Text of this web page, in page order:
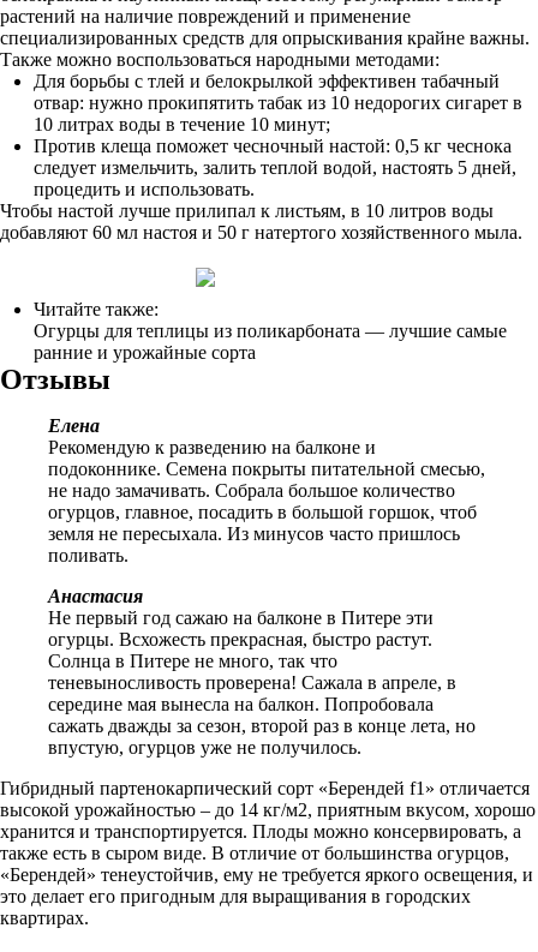
растений на наличие повреждений и применение
специализированных средств для опрыскивания крайне важны.
Также можно воспользоваться народными методами:
Для борьбы с тлей и белокрылкой эффективен табачный
отвар: нужно прокипятить табак из 10 недорогих сигарет в
10 литрах воды в течение 10 минут;
Против клеща поможет чесночный настой: 0,5 кг чеснока
следует измельчить, залить теплой водой, настоять 5 дней,
процедить и использовать.
Чтобы настой лучше прилипал к листьям, в 10 литров воды
добавляют 60 мл настоя и 50 г натертого хозяйственного мыла.
Читайте также:
Огурцы для теплицы из поликарбоната — лучшие самые
ранние и урожайные сорта
Отзывы
Елена
Рекомендую к разведению на балконе и
подоконнике. Семена покрыты питательной смесью,
не надо замачивать. Собрала большое количество
огурцов, главное, посадить в большой горшок, чтоб
земля не пересыхала. Из минусов часто пришлось
поливать.
Анастасия
Не первый год сажаю на балконе в Питере эти
огурцы. Всхожесть прекрасная, быстро растут.
Солнца в Питере не много, так что
теневыносливость проверена! Сажала в апреле, в
середине мая вынесла на балкон. Попробовала
сажать дважды за сезон, второй раз в конце лета, но
впустую, огурцов уже не получилось.
Гибридный партенокарпический сорт «Берендей f1» отличается
высокой урожайностью – до 14 кг/м2, приятным вкусом, хорошо
хранится и транспортируется. Плоды можно консервировать, а
также есть в сыром виде. В отличие от большинства огурцов,
«Берендей» тенеустойчив, ему не требуется яркого освещения, и
это делает его пригодным для выращивания в городских
квартирах.